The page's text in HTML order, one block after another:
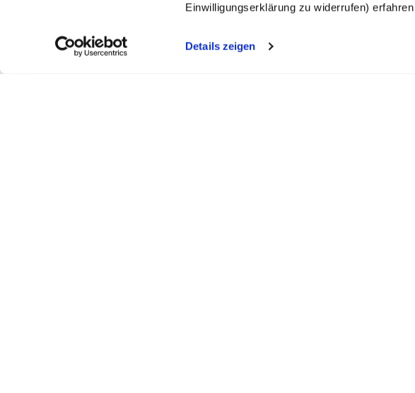
Einwilligungserklärung zu widerrufen)
Details zeigen